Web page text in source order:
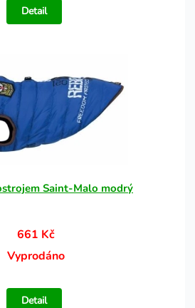
Detail
Saint-Malo modrý
661 Kč
Vyprodáno
Detail